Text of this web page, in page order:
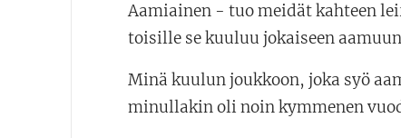
Aamiainen - tuo meidät kahteen
toisille se kuuluu jokaiseen
Minä kuulun joukkoon, joka syö
minullakin oli noin kymmenen